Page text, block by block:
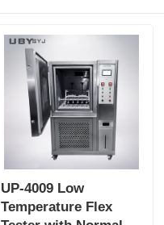
UP-4009 Low
Temperature Flex